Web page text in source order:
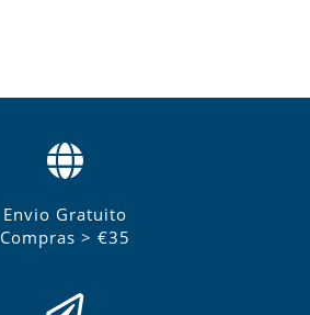
Envio Gratuito
Compras > €35